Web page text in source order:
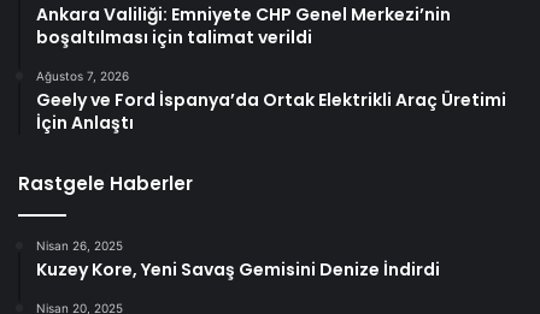
Ankara Valiliği: Emniyete CHP Genel Merkezi’nin
boşaltılması için talimat verildi
Ağustos 7, 2026
Geely ve Ford İspanya’da Ortak Elektrikli Araç Üretimi
İçin Anlaştı
Rastgele Haberler
Nisan 26, 2025
Kuzey Kore, Yeni Savaş Gemisini Denize İndirdi
Nisan 20, 2025